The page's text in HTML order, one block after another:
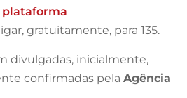
plataforma
gratuitamente, para 135.
divulgadas, inicialmente,
confirmadas pela Agência